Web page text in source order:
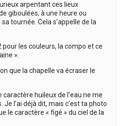
arpentant ces lieux
giboulées, à une heure ou
tournée. Cela s’appelle de la
pour les couleurs, la compo et ce
».
que la chapelle va écraser le
caractère huileux de l’eau ne me
l’ai déjà dit, mais c’est ta photo
le caractère « figé » du ciel de la